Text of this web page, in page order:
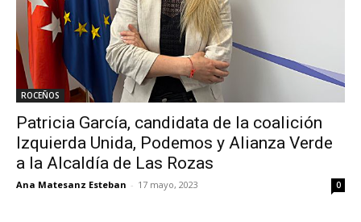
ROCEÑOS
Patricia García, candidata de la coalición
Izquierda Unida, Podemos y Alianza Verde
a la Alcaldía de Las Rozas
Ana Matesanz Esteban - 17 mayo, 2023 0